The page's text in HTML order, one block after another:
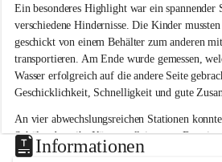
h
u
l
e
L
a
u
e
g
g
Ein besonderes Highlight war ein spannender
verschiedene Hindernisse. Die Kinder
geschickt von einem Behälter zum anderen
transportieren. Am Ende wurde gemessen,
Wasser erfolgreich auf die andere Seite
Geschicklichkeit, Schnelligkeit und gute
An vier abwechslungsreichen Stationen
Schüler dann ihr Können allein unter Beweis
waren Geduld und Fingerspitzengefühl
Informationen